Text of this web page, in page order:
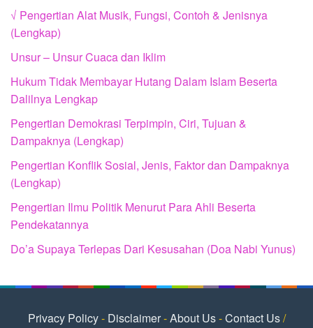
√ Pengertian Alat Musik, Fungsi, Contoh & Jenisnya
(Lengkap)
Unsur – Unsur Cuaca dan Iklim
Hukum Tidak Membayar Hutang Dalam Islam Beserta
Dalilnya Lengkap
Pengertian Demokrasi Terpimpin, Ciri, Tujuan &
Dampaknya (Lengkap)
Pengertian Konflik Sosial, Jenis, Faktor dan Dampaknya
(Lengkap)
Pengertian Ilmu Politik Menurut Para Ahli Beserta
Pendekatannya
Do’a Supaya Terlepas Dari Kesusahan (Doa Nabi Yunus)
Privacy Policy- Disclaimer-About Us-Contact Us/